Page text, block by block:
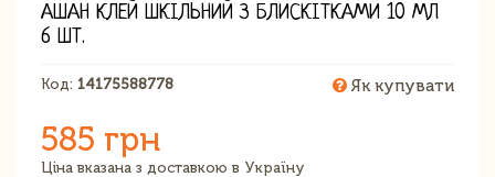
АШАН КЛЕЙ ШКІЛЬНИЙ З БЛИСКІТКАМИ 10 МЛ
6 ШТ.
Код: 14175588778 Як купувати
585 грн
Ціна вказана з доставкою в Україну